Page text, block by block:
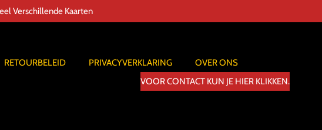
Verschillende Kaarten
RETOURBELEID PRIVACYVERKLARING
OVER ONS
VOOR CONTACT KUN JE HIER KLIKKEN.